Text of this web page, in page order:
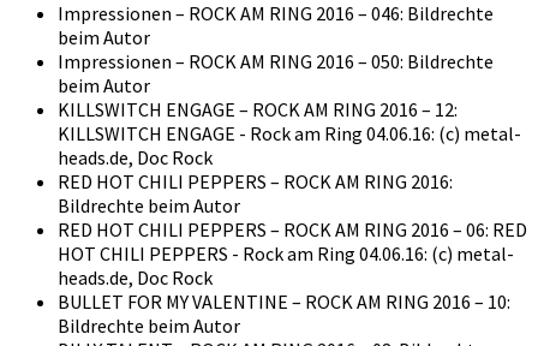
Impressionen – ROCK AM RING 2016 – 046: Bildrechte
beim Autor
Impressionen – ROCK AM RING 2016 – 050: Bildrechte
beim Autor
KILLSWITCH ENGAGE – ROCK AM RING 2016 – 12:
KILLSWITCH ENGAGE - Rock am Ring 04.06.16: (c) metal-
heads.de, Doc Rock
RED HOT CHILI PEPPERS – ROCK AM RING 2016:
Bildrechte beim Autor
RED HOT CHILI PEPPERS – ROCK AM RING 2016 – 06: RED
HOT CHILI PEPPERS - Rock am Ring 04.06.16: (c) metal-
heads.de, Doc Rock
BULLET FOR MY VALENTINE – ROCK AM RING 2016 – 10:
Bildrechte beim Autor